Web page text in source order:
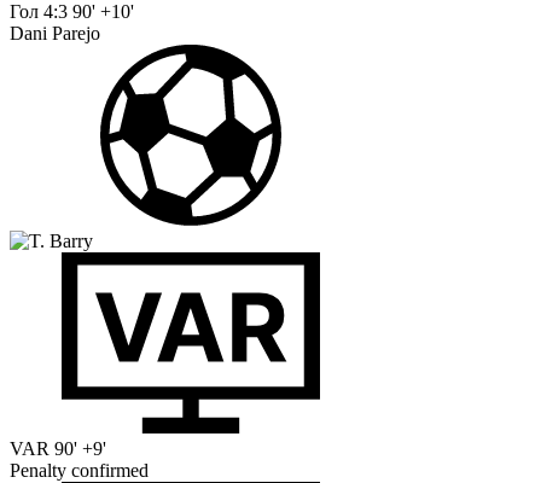
Гол 4:3 90' +10'
Dani Parejo
VAR 90' +9'
Penalty confirmed